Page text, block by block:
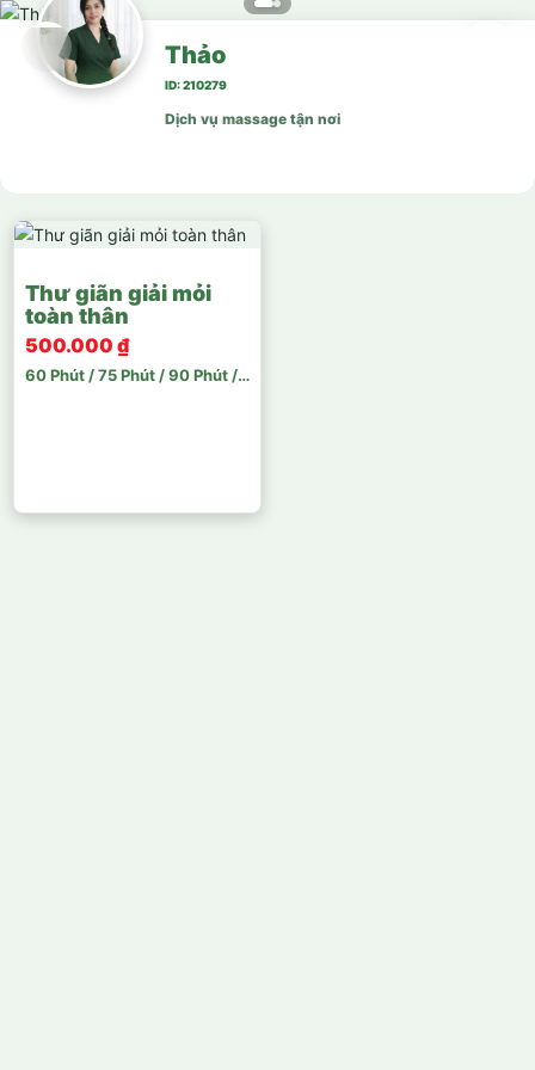
Thảo
ID: 210279
Dịch vụ massage tận nơi
toàn thân
500.000 ₫